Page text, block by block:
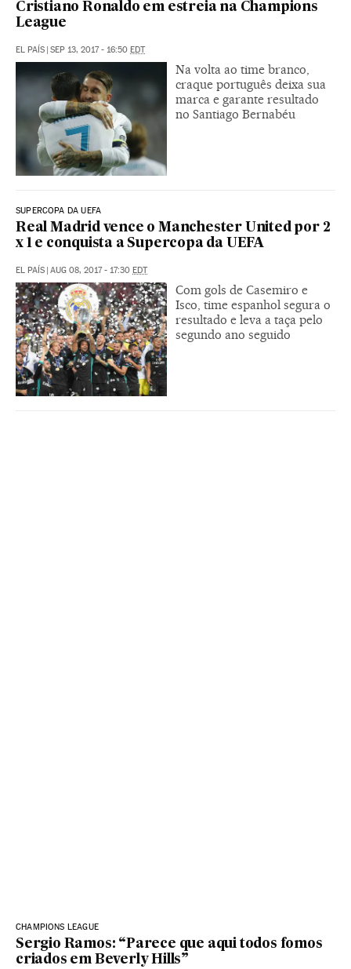
Cristiano Ronaldo em estreia na Champions
League
EL PAÍS | SEP 13, 2017 - 16:50 EDT
Na volta ao time branco,
craque português deixa sua
marca e garante resultado
no Santiago Bernabéu
SUPERCOPA DA UEFA
Real Madrid vence o Manchester United por 2
x 1 e conquista a Supercopa da UEFA
EL PAÍS | AUG 08, 2017 - 17:30 EDT
Com gols de Casemiro e
Isco, time espanhol segura o
resultado e leva a taça pelo
segundo ano seguido
CHAMPIONS LEAGUE
Sergio Ramos: “Parece que aqui todos fomos
criados em Beverly Hills”